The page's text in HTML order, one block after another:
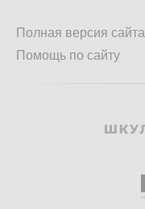
Полная версия сайта
Помощь по сайту